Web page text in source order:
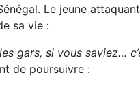
Le jeune
sa vie :
gars, si vous saviez…
de poursuivre :